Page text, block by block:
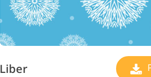
Liber